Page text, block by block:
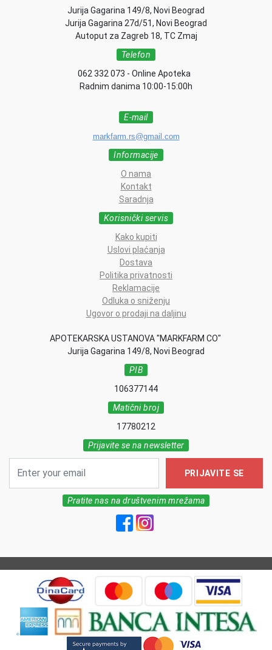
Jurija Gagarina 149/8, Novi Beograd
Jurija Gagarina 27d/51, Novi Beograd
Autoput za Zagreb 18, TC Zmaj
Telefon
062 332 073 - Online Apoteka
Radnim danima 10:00-15:00h
E-mail
markfarm.rs@gmail.com
Informacije
O nama
Kontakt
Saradnja
Korisnički servis
Kako kupiti
Uslovi plaćanja
Dostava
Politika privatnosti
Reklamacije
Odluka o sniženju
Ugovor o prodaji na daljinu
APOTEKARSKA USTANOVA "MARKFARM CO"
Jurija Gagarina 149/8, Novi Beograd
PIB
106377144
Matični broj
17780212
Prijavite se na newsletter
PRIJAVITE SE
Pratite nas na društvenim mrežama